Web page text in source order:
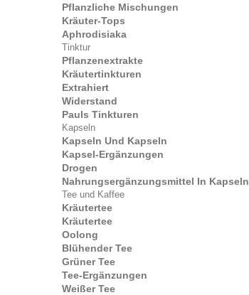
Pflanzliche Mischungen
Kräuter-Tops
Aphrodisiaka
Tinktur
Pflanzenextrakte
Kräutertinkturen
Extrahiert
Widerstand
Pauls Tinkturen
Kapseln
Kapseln Und Kapseln
Kapsel-Ergänzungen
Drogen
Nahrungsergänzungsmittel In Kapseln
Tee und Kaffee
Kräutertee
Kräutertee
Oolong
Blühender Tee
Grüner Tee
Tee-Ergänzungen
Weißer Tee